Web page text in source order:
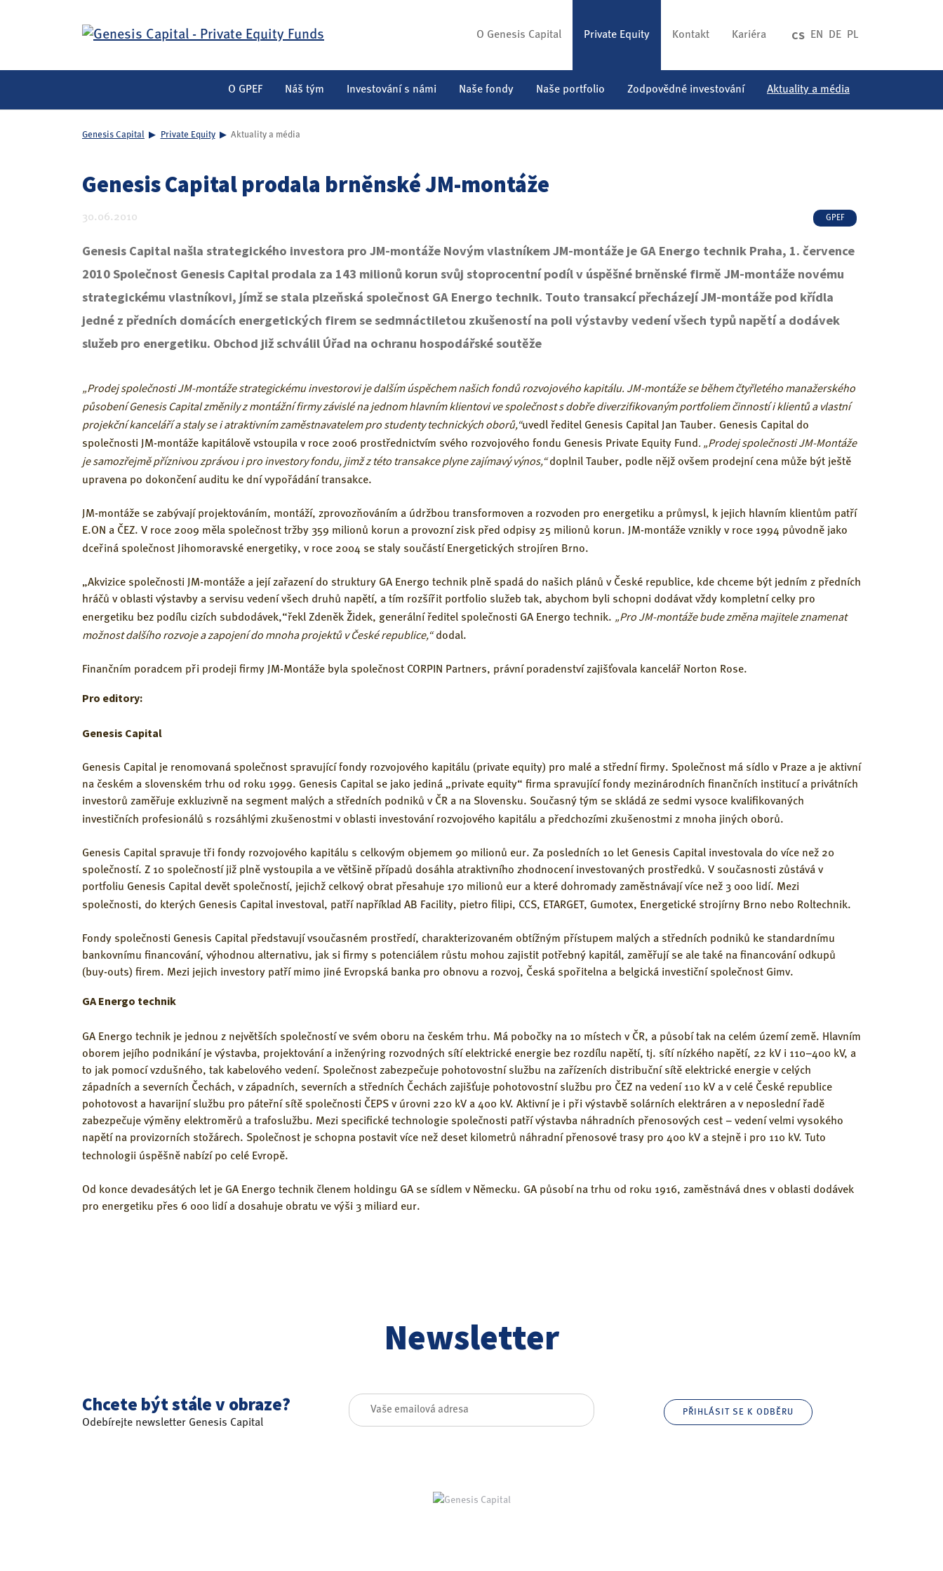
O Genesis Capital Private Equity Kontakt Kariéra CS EN DE PL
O GPEF Náš tým Investování s námi Naše fondy Naše portfolio Zodpovědné investování Aktuality a média
Genesis Capital ▶ Private Equity ▶ Aktuality a média
Genesis Capital prodala brněnské JM-montáže
30.06.2010 GPEF
Genesis Capital našla strategického investora pro JM-montáže Novým vlastníkem JM-montáže je GA Energo technik Praha, 1. července
2010 Společnost Genesis Capital prodala za 143 milionů korun svůj stoprocentní podíl v úspěšné brněnské firmě JM-montáže novému
strategickému vlastníkovi, jímž se stala plzeňská společnost GA Energo technik. Touto transakcí přecházejí JM-montáže pod křídla
jedné z předních domácích energetických firem se sedmnáctiletou zkušeností na poli výstavby vedení všech typů napětí a dodávek
služeb pro energetiku. Obchod již schválil Úřad na ochranu hospodářské soutěže
„Prodej společnosti JM-montáže strategickému investorovi je dalším úspěchem našich fondů rozvojového kapitálu. JM-montáže se během čtyřletého manažerského
působení Genesis Capital změnily z montážní firmy závislé na jednom hlavním klientovi ve společnost s dobře diverzifikovaným portfoliem činností i klientů a vlastní
projekční kanceláří a staly se i atraktivním zaměstnavatelem pro studenty technických oborů,“uvedl ředitel Genesis Capital Jan Tauber. Genesis Capital do
společnosti JM-montáže kapitálově vstoupila v roce 2006 prostřednictvím svého rozvojového fondu Genesis Private Equity Fund. „Prodej společnosti JM-Montáže
je samozřejmě příznivou zprávou i pro investory fondu, jimž z této transakce plyne zajímavý výnos,“doplnil Tauber, podle nějž ovšem prodejní cena může být ještě
upravena po dokončení auditu ke dní vypořádání transakce.
JM-montáže se zabývají projektováním, montáží, zprovozňováním a údržbou transformoven a rozvoden pro energetiku a průmysl, k jejich hlavním klientům patří
E.ON a ČEZ. V roce 2009 měla společnost tržby 359 milionů korun a provozní zisk před odpisy 25 milionů korun. JM-montáže vznikly v roce 1994 původně jako
dceřiná společnost Jihomoravské energetiky, v roce 2004 se staly součástí Energetických strojíren Brno.
„Akvizice společnosti JM-montáže a její zařazení do struktury GA Energo technik plně spadá do našich plánů v České republice, kde chceme být jedním z předních
hráčů v oblasti výstavby a servisu vedení všech druhů napětí, a tím rozšířit portfolio služeb tak, abychom byli schopni dodávat vždy kompletní celky pro
energetiku bez podílu cizích subdodávek,“řekl Zdeněk Židek, generální ředitel společnosti GA Energo technik. „Pro JM-montáže bude změna majitele znamenat
možnost dalšího rozvoje a zapojení do mnoha projektů v České republice,“dodal.
Finančním poradcem při prodeji firmy JM-Montáže byla společnost CORPIN Partners, právní poradenství zajišťovala kancelář Norton Rose.
Pro editory:
Genesis Capital
Genesis Capital je renomovaná společnost spravující fondy rozvojového kapitálu (private equity) pro malé a střední firmy. Společnost má sídlo v Praze a je aktivní
na českém a slovenském trhu od roku 1999. Genesis Capital se jako jediná „private equity“ firma spravující fondy mezinárodních finančních institucí a privátních
investorů zaměřuje exkluzivně na segment malých a středních podniků v ČR a na Slovensku. Současný tým se skládá ze sedmi vysoce kvalifikovaných
investičních profesionálů s rozsáhlými zkušenostmi v oblasti investování rozvojového kapitálu a předchozími zkušenostmi z mnoha jiných oborů.
Genesis Capital spravuje tři fondy rozvojového kapitálu s celkovým objemem 90 milionů eur. Za posledních 10 let Genesis Capital investovala do více než 20
společností. Z 10 společností již plně vystoupila a ve většině případů dosáhla atraktivního zhodnocení investovaných prostředků. V současnosti zůstává v
portfoliu Genesis Capital devět společností, jejichž celkový obrat přesahuje 170 milionů eur a které dohromady zaměstnávají více než 3 000 lidí. Mezi
společnosti, do kterých Genesis Capital investoval, patří například AB Facility, pietro filipi, CCS, ETARGET, Gumotex, Energetické strojírny Brno nebo Roltechnik.
Fondy společnosti Genesis Capital představují vsoučasném prostředí, charakterizovaném obtížným přístupem malých a středních podniků ke standardnímu
bankovnímu financování, výhodnou alternativu, jak si firmy s potenciálem růstu mohou zajistit potřebný kapitál, zaměřují se ale také na financování odkupů
(buy-outs) firem. Mezi jejich investory patří mimo jiné Evropská banka pro obnovu a rozvoj, Česká spořitelna a belgická investiční společnost Gimv.
GA Energo technik
GA Energo technik je jednou z největších společností ve svém oboru na českém trhu. Má pobočky na 10 místech v ČR, a působí tak na celém území země. Hlavním
oborem jejího podnikání je výstavba, projektování a inženýring rozvodných sítí elektrické energie bez rozdílu napětí, tj. sítí nízkého napětí, 22 kV i 110–400 kV, a
to jak pomocí vzdušného, tak kabelového vedení. Společnost zabezpečuje pohotovostní službu na zařízeních distribuční sítě elektrické energie v celých
západních a severních Čechách, v západních, severních a středních Čechách zajišťuje pohotovostní službu pro ČEZ na vedení 110 kV a v celé České republice
pohotovost a havarijní službu pro páteřní sítě společnosti ČEPS v úrovni 220 kV a 400 kV. Aktivní je i při výstavbě solárních elektráren a v neposlední řadě
zabezpečuje výměny elektroměrů a trafoslužbu. Mezi specifické technologie společnosti patří výstavba náhradních přenosových cest – vedení velmi vysokého
napětí na provizorních stožárech. Společnost je schopna postavit více než deset kilometrů náhradní přenosové trasy pro 400 kV a stejně i pro 110 kV. Tuto
technologii úspěšně nabízí po celé Evropě.
Od konce devadesátých let je GA Energo technik členem holdingu GA se sídlem v Německu. GA působí na trhu od roku 1916, zaměstnává dnes v oblasti dodávek
pro energetiku přes 6 000 lidí a dosahuje obratu ve výši 3 miliard eur.
Newsletter
Chcete být stále v obraze?
Odebírejte newsletter Genesis Capital